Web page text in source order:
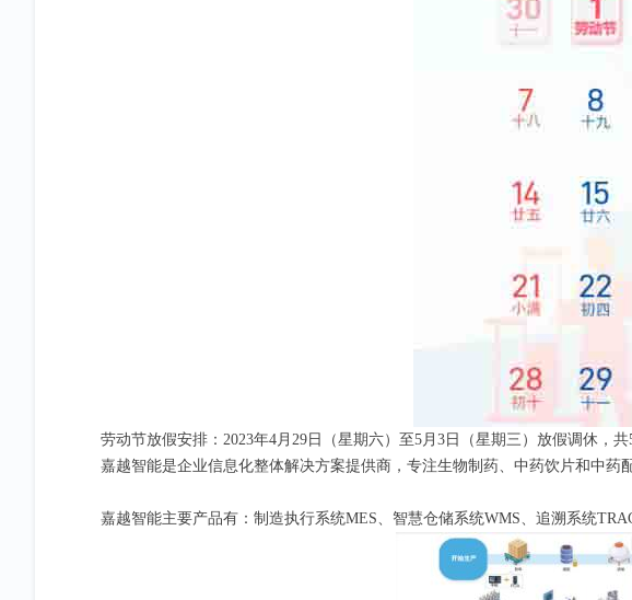
劳动节放假安排：2023年4月29日（星期六）至5月3日（星期三）放假调休，共
嘉越智能是企业信息化整体解决方案提供商，专注生物制药、中药饮片和中药
嘉越智能主要产品有：制造执行系统MES、智慧仓储系统WMS、追溯系统